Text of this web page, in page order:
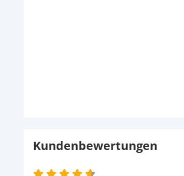
Kundenbewertungen